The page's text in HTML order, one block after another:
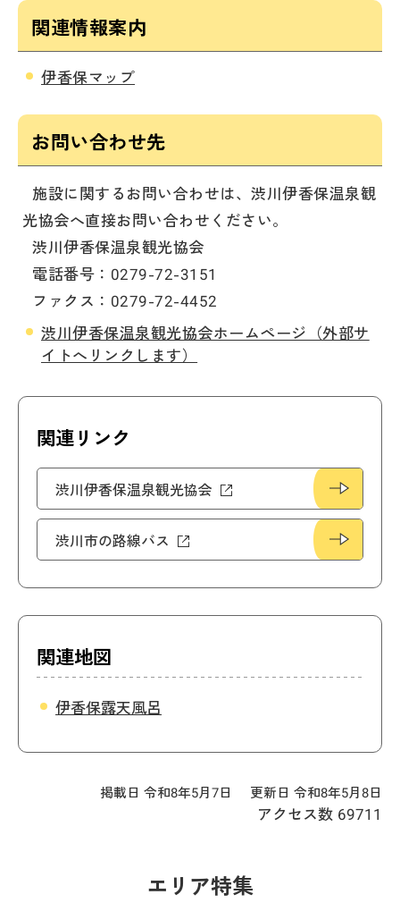
関連情報案内
伊香保マップ
お問い合わせ先
施設に関するお問い合わせは、渋川伊香保温泉観
光協会へ直接お問い合わせください。
渋川伊香保温泉観光協会
電話番号：0279-72-3151
ファクス：0279-72-4452
渋川伊香保温泉観光協会ホームページ（外部サ
イトへリンクします）
関連リンク
渋川伊香保温泉観光協会
渋川市の路線バス
関連地図
伊香保露天風呂
掲載日 令和8年5月7日 更新日 令和8年5月8日
アクセス数 69711
エリア特集